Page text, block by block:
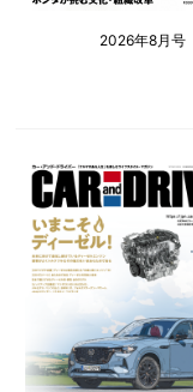
2026年8月号